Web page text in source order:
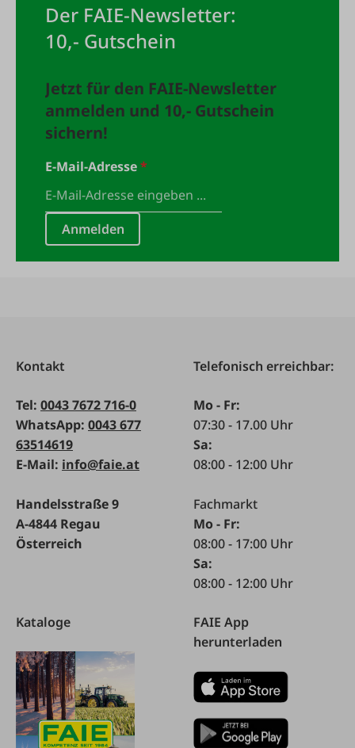
Der FAIE-Newsletter:
10,- Gutschein
Jetzt für den FAIE-Newsletter
anmelden und 10,- Gutschein
sichern!
E-Mail-Adresse*
Anmelden
Kontakt
Tel: 0043 7672 716-0
WhatsApp: 0043 677
63514619
E-Mail: info@faie.at
Handelsstraße 9
A-4844 Regau
Österreich
Telefonisch erreichbar:
Mo - Fr:
07:30 - 17.00 Uhr
Sa:
08:00 - 12:00 Uhr
Fachmarkt
Mo - Fr:
08:00 - 17:00 Uhr
Sa:
08:00 - 12:00 Uhr
Kataloge
FAIE App
herunterladen